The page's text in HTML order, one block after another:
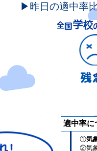
▶昨日の適中率
適中率に
①気
②気